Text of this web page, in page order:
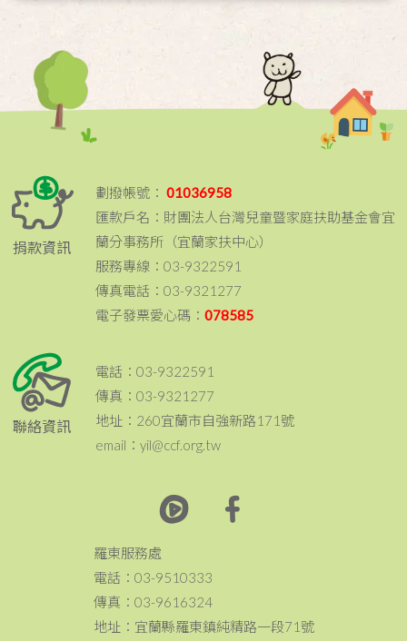
捐款資訊
劃撥帳號： 01036958
匯款戶名：財團法人台灣兒童暨家庭扶助基金會宜
蘭分事務所（宜蘭家扶中心）
服務專線：03-9322591
傳真電話：03-9321277
電子發票愛心碼：078585
聯絡資訊
電話：03-9322591
傳真：03-9321277
地址：260宜蘭市自強新路171號
email：yil@ccf.org.tw
羅東服務處
電話：03-9510333
傳真：03-9616324
地址：宜蘭縣羅東鎮純精路一段71號